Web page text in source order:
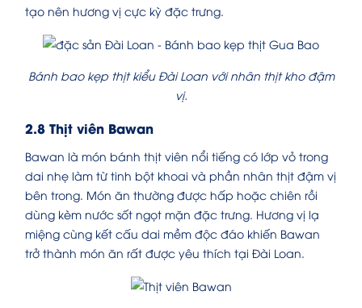
tạo nên hương vị cực kỳ đặc trưng.
Bánh bao kẹp thịt kiểu Đài Loan với nhân thịt kho đậm
vị.
2.8 Thịt viên Bawan
Bawan là món bánh thịt viên nổi tiếng có lớp vỏ trong
dai nhẹ làm từ tinh bột khoai và phần nhân thịt đậm vị
bên trong. Món ăn thường được hấp hoặc chiên rồi
dùng kèm nước sốt ngọt mặn đặc trưng. Hương vị lạ
miệng cùng kết cấu dai mềm độc đáo khiến Bawan
trở thành món ăn rất được yêu thích tại Đài Loan.